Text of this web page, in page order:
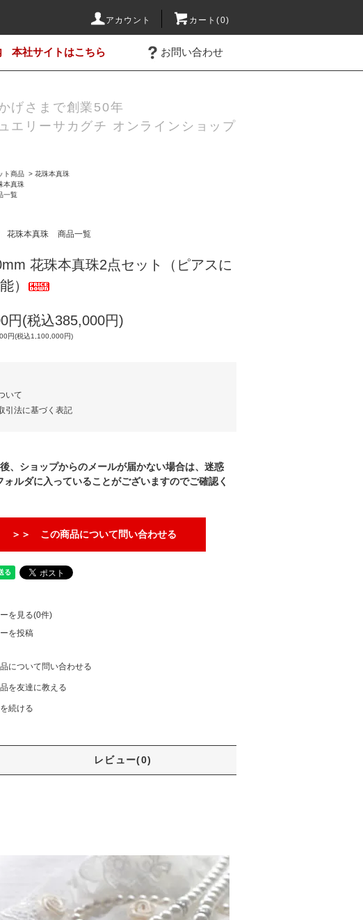
アカウント カート(0)
本社サイトはこちら お問い合わせ
げさまで創業50年
エリーサカグチ オンラインショップ
ト商品 > 花珠本真珠
本真珠
一覧
花珠本真珠 商品一覧
花珠本真珠2点セット（ピアスに
）
円(税込385,000円)
円(税込1,100,000円)
いて
引法に基づく表記
、ショップからのメールが届かない場合は、迷惑
ォルダに入っていることがございますのでご確認く
＞＞ この商品について問い合わせる
を見る(0件)
を投稿
について問い合わせる
を友達に教える
続ける
レビュー(0)